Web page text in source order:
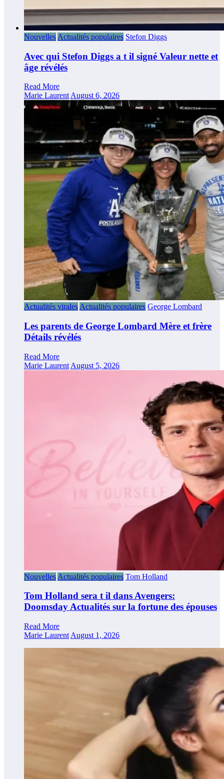
Nouvelles Actualités populaires Stefon Diggs
Avec qui Stefon Diggs a t il signé Valeur nette et
âge révélés
Read More
Marie Laurent August 6, 2026
Actualités virales Actualités populaires George Lombard
Les parents de George Lombard Mère et frère
Détails révélés
Read More
Marie Laurent August 5, 2026
Nouvelles Actualités populaires Tom Holland
Tom Holland sera t il dans Avengers:
Doomsday Actualités sur la fortune des épouses
Read More
Marie Laurent August 1, 2026